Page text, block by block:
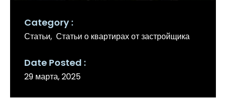
Category
Статьи Статьи о квартирах от застройщика
Date Posted
29 марта, 2025